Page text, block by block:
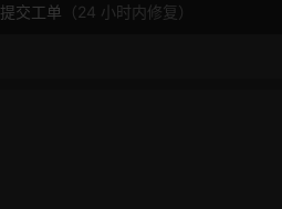
提交工单 （24 小时内修复）